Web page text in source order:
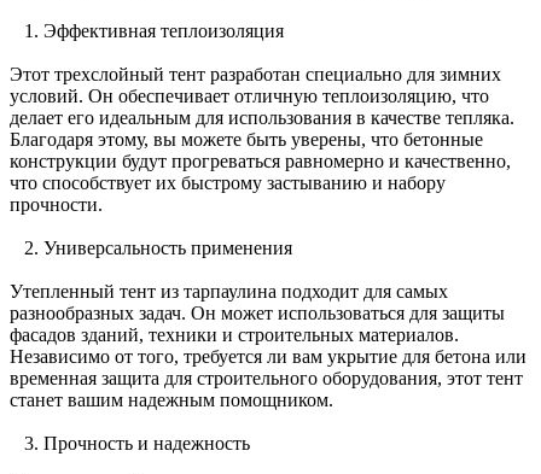
1. Эффективная теплоизоляция
Этот трехслойный тент разработан специально для зимних
условий. Он обеспечивает отличную теплоизоляцию, что
делает его идеальным для использования в качестве тепляка.
Благодаря этому, вы можете быть уверены, что бетонные
конструкции будут прогреваться равномерно и качественно,
что способствует их быстрому застыванию и набору
прочности.
2. Универсальность применения
Утепленный тент из тарпаулина подходит для самых
разнообразных задач. Он может использоваться для защиты
фасадов зданий, техники и строительных материалов.
Независимо от того, требуется ли вам укрытие для бетона или
временная защита для строительного оборудования, этот тент
станет вашим надежным помощником.
3. Прочность и надежность